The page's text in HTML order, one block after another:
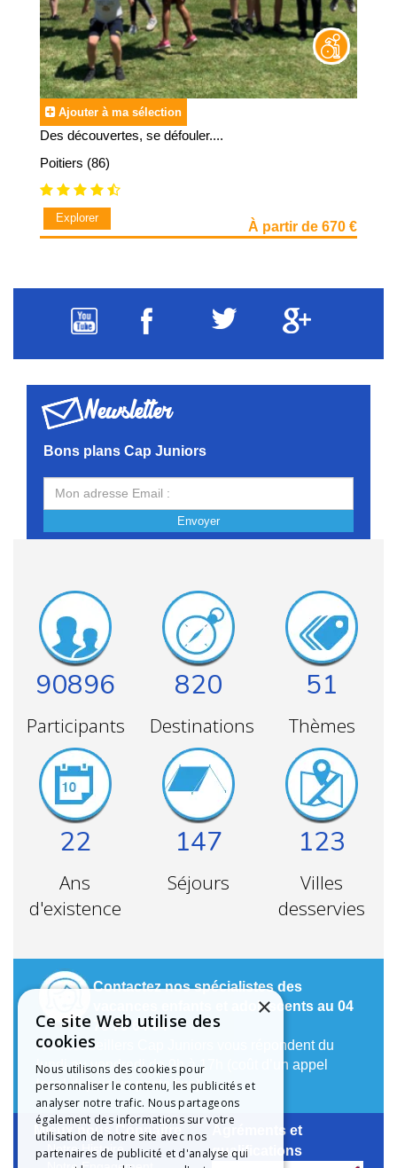
Ajouter à ma sélection
Des découvertes, se défouler....
Poitiers (86)
Explorer
À partir de 670 €
Newsletter
Bons plans Cap Juniors
Envoyer
90896
Participants
820
Destinations
51
Thèmes
22
Ans
d'existence
147
Séjours
123
Villes
desservies
Contactez nos spécialistes des
vacances enfants et adolescents au 04
78 79 64 04
Nos conseillers Cap Juniors vous répondent du
lundi au vendredi de 9h à 17h (coût d’un appel
local depuis un poste fixe).
Mieux nous Connaître
Notre Histoire
Agréments et
qualifications
×
Ce site Web utilise des
cookies
Nous utilisons des cookies pour
personnaliser le contenu, les publicités et
analyser notre trafic. Nous partageons
également des informations sur votre
utilisation de notre site avec nos
partenaires de publicité et d'analyse qui